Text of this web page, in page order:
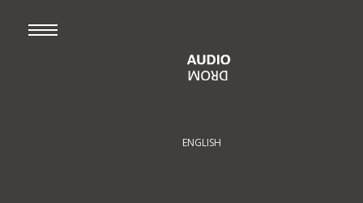
ENGLISH